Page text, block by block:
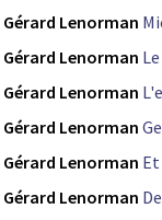
Gérard Lenorman
Gérard Lenorman
Gérard Lenorman
Gérard Lenorman
Gérard Lenorman
Gérard Lenorman